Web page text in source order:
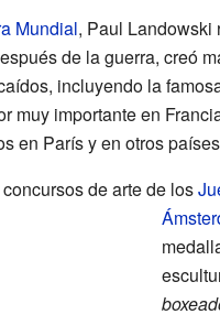
Mundial, Paul Landowski
de la guerra, creó
incluyendo la
muy importante en
en París y en otros
de arte de los